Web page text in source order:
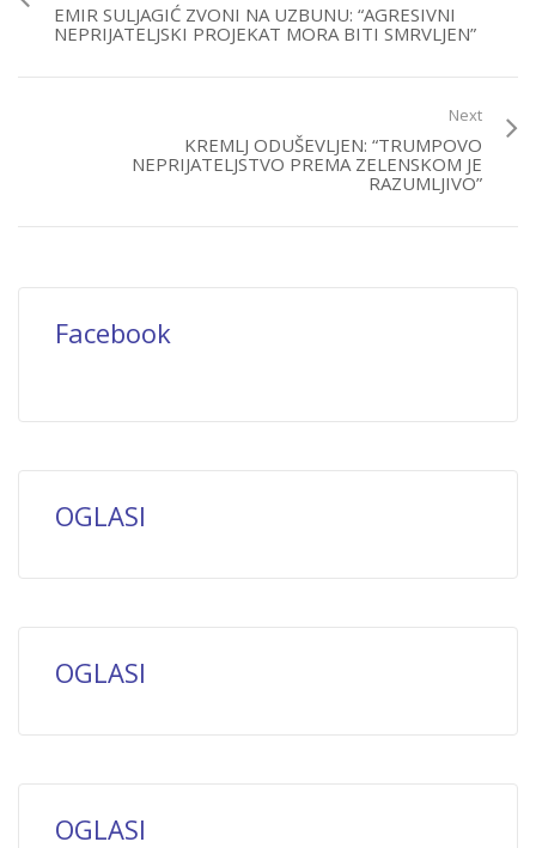
EMIR SULJAGIĆ ZVONI NA UZBUNU: “AGRESIVNI
NEPRIJATELJSKI PROJEKAT MORA BITI SMRVLJEN”
Next
KREMLJ ODUŠEVLJEN: “TRUMPOVO
NEPRIJATELJSTVO PREMA ZELENSKOM JE
RAZUMLJIVO”
Facebook
OGLASI
OGLASI
OGLASI